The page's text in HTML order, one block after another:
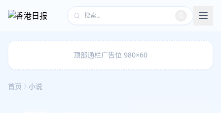
顶部通栏广告位 980×60
首页 小说